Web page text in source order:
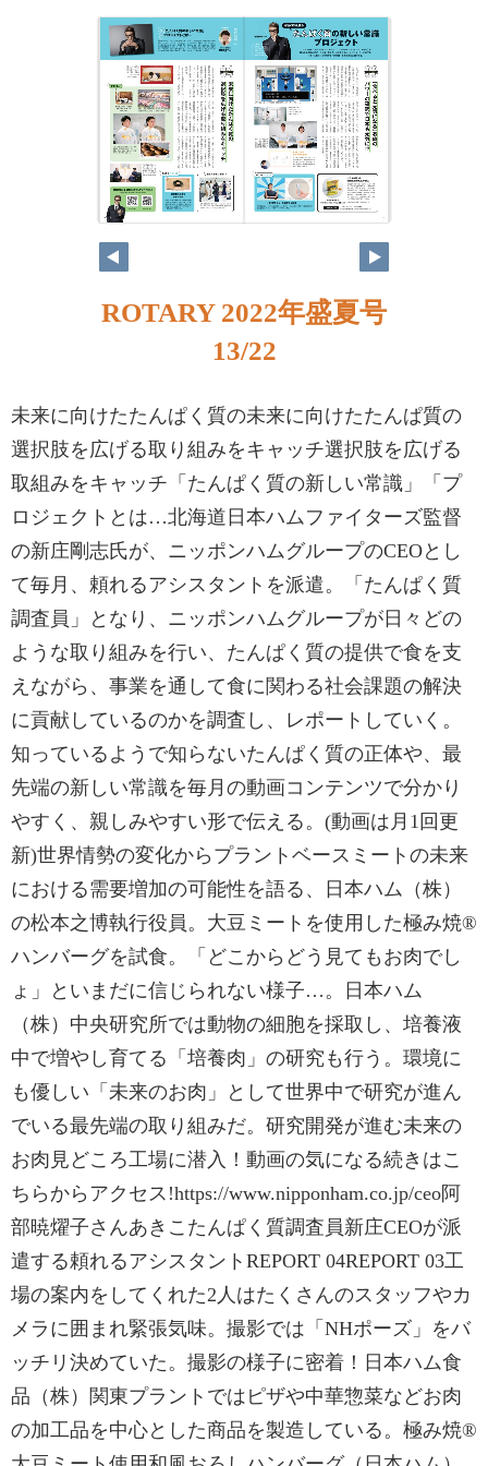
ROTARY 2022年盛夏号
13/22
未来に向けたたんぱく質の未来に向けたたんぱ質の
選択肢を広げる取り組みをキャッチ選択肢を広げる
取組みをキャッチ「たんぱく質の新しい常識」「プ
ロジェクトとは…北海道日本ハムファイターズ監督
の新庄剛志氏が、ニッポンハムグループのCEOとし
て毎月、頼れるアシスタントを派遣。「たんぱく質
調査員」となり、ニッポンハムグループが日々どの
ような取り組みを行い、たんぱく質の提供で食を支
えながら、事業を通して食に関わる社会課題の解決
に貢献しているのかを調査し、レポートしていく。
知っているようで知らないたんぱく質の正体や、最
先端の新しい常識を毎月の動画コンテンツで分かり
やすく、親しみやすい形で伝える。(動画は月1回更
新)世界情勢の変化からプラントベースミートの未来
における需要増加の可能性を語る、日本ハム（株）
の松本之博執行役員。大豆ミートを使用した極み焼®
ハンバーグを試食。「どこからどう見てもお肉でし
ょ」といまだに信じられない様子…。日本ハム
（株）中央研究所では動物の細胞を採取し、培養液
中で増やし育てる「培養肉」の研究も行う。環境に
も優しい「未来のお肉」として世界中で研究が進ん
でいる最先端の取り組みだ。研究開発が進む未来の
お肉見どころ工場に潜入！動画の気になる続きはこ
ちらからアクセス!https://www.nipponham.co.jp/ceo阿
部暁燿子さんあきこたんぱく質調査員新庄CEOが派
遣する頼れるアシスタントREPORT 04REPORT 03工
場の案内をしてくれた2人はたくさんのスタッフやカ
メラに囲まれ緊張気味。撮影では「NHポーズ」をバ
ッチリ決めていた。撮影の様子に密着！日本ハム食
品（株）関東プラントではピザや中華惣菜などお肉
の加工品を中心とした商品を製造している。極み焼®